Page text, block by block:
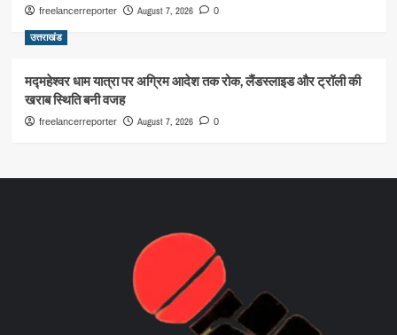
freelancerreporter August 7, 2026 0
उत्तराखंड
मद्महेश्वर धाम यात्रा पर अग्रिम आदेश तक रोक, लैंडस्लाइड और ट्रॉली की
खराब स्थिति बनी वजह
freelancerreporter August 7, 2026 0